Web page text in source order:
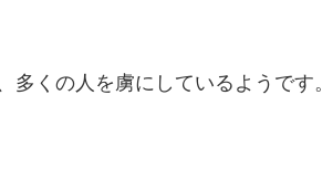
くの人を虜にしているようです。